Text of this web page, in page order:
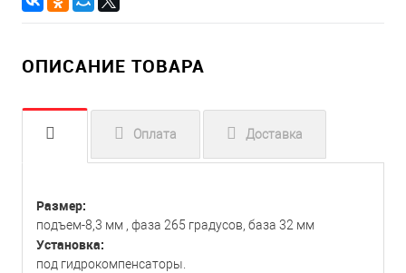
ОПИСАНИЕ ТОВАРА
Оплата Доставка
Размер:
подъем-8,3 мм , фаза 265 градусов, база 32 мм
Установка:
под гидрокомпенсаторы.